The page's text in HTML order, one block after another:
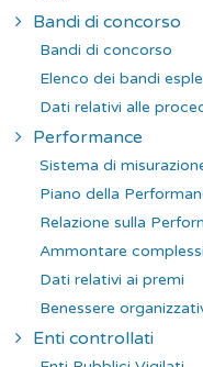
Bandi di concorso
Bandi di concorso
Elenco dei bandi
Dati relativi alle
Performance
Sistema di
Piano della
Relazione sulla
Ammontare
Dati relativi ai premi
Benessere
Enti controllati